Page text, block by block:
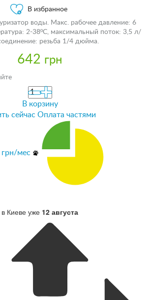
В избранное
воды. Макс. рабочее давление: 6
2-38ºC, максимальный поток: 3,5 л/
резьба 1/4 дюйма.
642 грн
В корзину
сейчас Оплата частями
грн/мес
в Киеве уже 12 августа